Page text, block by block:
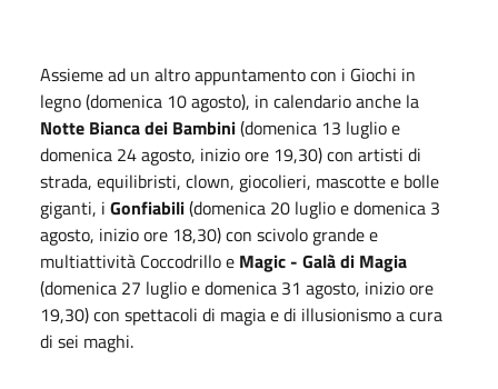
Assieme ad un altro appuntamento con i Giochi in
legno (domenica 10 agosto), in calendario anche la
Notte Bianca dei Bambini(domenica 13 luglio e
domenica 24 agosto, inizio ore 19,30) con artisti di
strada, equilibristi, clown, giocolieri, mascotte e bolle
giganti, i Gonfiabili(domenica 20 luglio e domenica 3
agosto, inizio ore 18,30) con scivolo grande e
multiattività Coccodrillo e Magic - Galà di Magia
(domenica 27 luglio e domenica 31 agosto, inizio ore
19,30) con spettacoli di magia e di illusionismo a cura
di sei maghi.